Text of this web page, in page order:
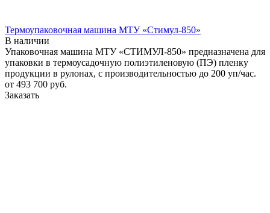
Термоупаковочная машина МТУ «Стимул-850»
В наличии
Упаковочная машина МТУ «СТИМУЛ-850» предназначена для
упаковки в термоусадочную полиэтиленовую (ПЭ) пленку
продукции в рулонах, с производительностью до 200 уп/час.
от 493 700 руб.
Заказать